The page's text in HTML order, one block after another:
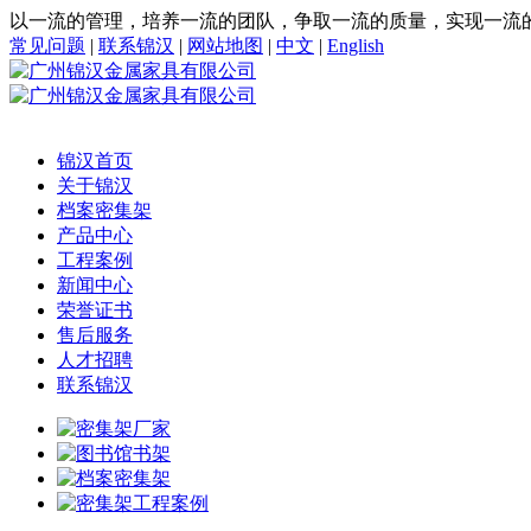
以一流的管理，培养一流的团队，争取一流的质量，实现一流
常见问题 | 联系锦汉 | 网站地图 | 中文 | English
锦汉首页
关于锦汉
档案密集架
产品中心
工程案例
新闻中心
荣誉证书
售后服务
人才招聘
联系锦汉